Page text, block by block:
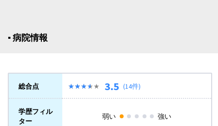
▪︎ 病院情報
総合点 ★★★★★
★★★★★ 3.5 (14件)
学歴フィル
ター
弱い 強い